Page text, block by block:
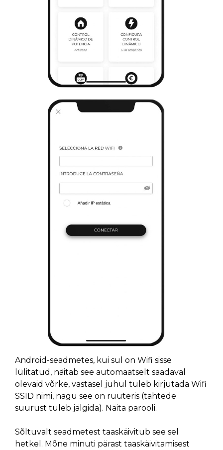
Android-seadmetes, kui sul on Wifi sisse
lülitatud, näitab see automaatselt saadaval
olevaid võrke, vastasel juhul tuleb kirjutada Wifi
SSID nimi, nagu see on ruuteris (tähtede
suurust tuleb jälgida). Näita parooli.
Sõltuvalt seadmetest taaskäivitub see sel
hetkel. Mõne minuti pärast taaskäivitamisest